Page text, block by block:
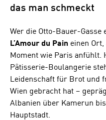
das man schmeckt
Wer die Otto-Bauer-
L’Amour du Pain einen
Moment wie Paris anfühlt.
Pâtisserie-Boulangerie
Leidenschaft für Brot und
Wien gebracht hat –
Albanien über Kamerun
Hauptstadt.